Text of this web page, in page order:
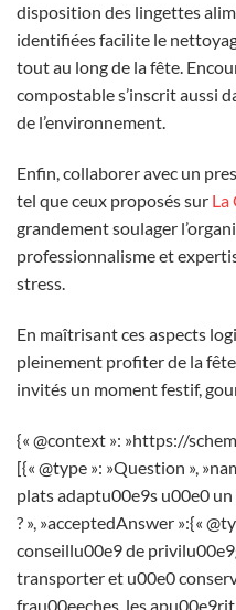
disposition des lingettes
identifiées facilite le
tout au long de la fête.
compostable s’inscrit aussi
de l’environnement.
Enfin, collaborer avec un
tel que ceux proposés sur La
grandement soulager
professionnalisme et
stress.
En maîtrisant ces aspects
pleinement profiter de la
invités un moment festif,
{« @context »: »https://
[{« @type »: »Question »,
plats adaptu00e9s u00e0
? », »acceptedAnswer »:{«
conseillu00e9 de
transporter et u00e0
frau00eeches, les